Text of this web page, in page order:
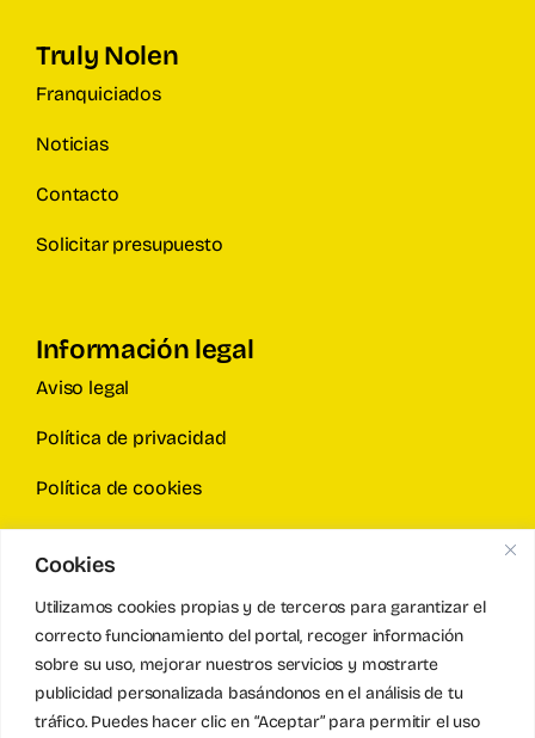
Cookies
Utilizamos cookies propias y de terceros para garantizar el
correcto funcionamiento del portal, recoger información
sobre su uso, mejorar nuestros servicios y mostrarte
publicidad personalizada basándonos en el análisis de tu
tráfico. Puedes hacer clic en “Aceptar” para permitir el uso
Truly Nolen
Franquiciados
Noticias
Contacto
Solicitar presupuesto
Información legal
Aviso legal
Política de privacidad
Política de cookies
Solicita una inspección gratuita